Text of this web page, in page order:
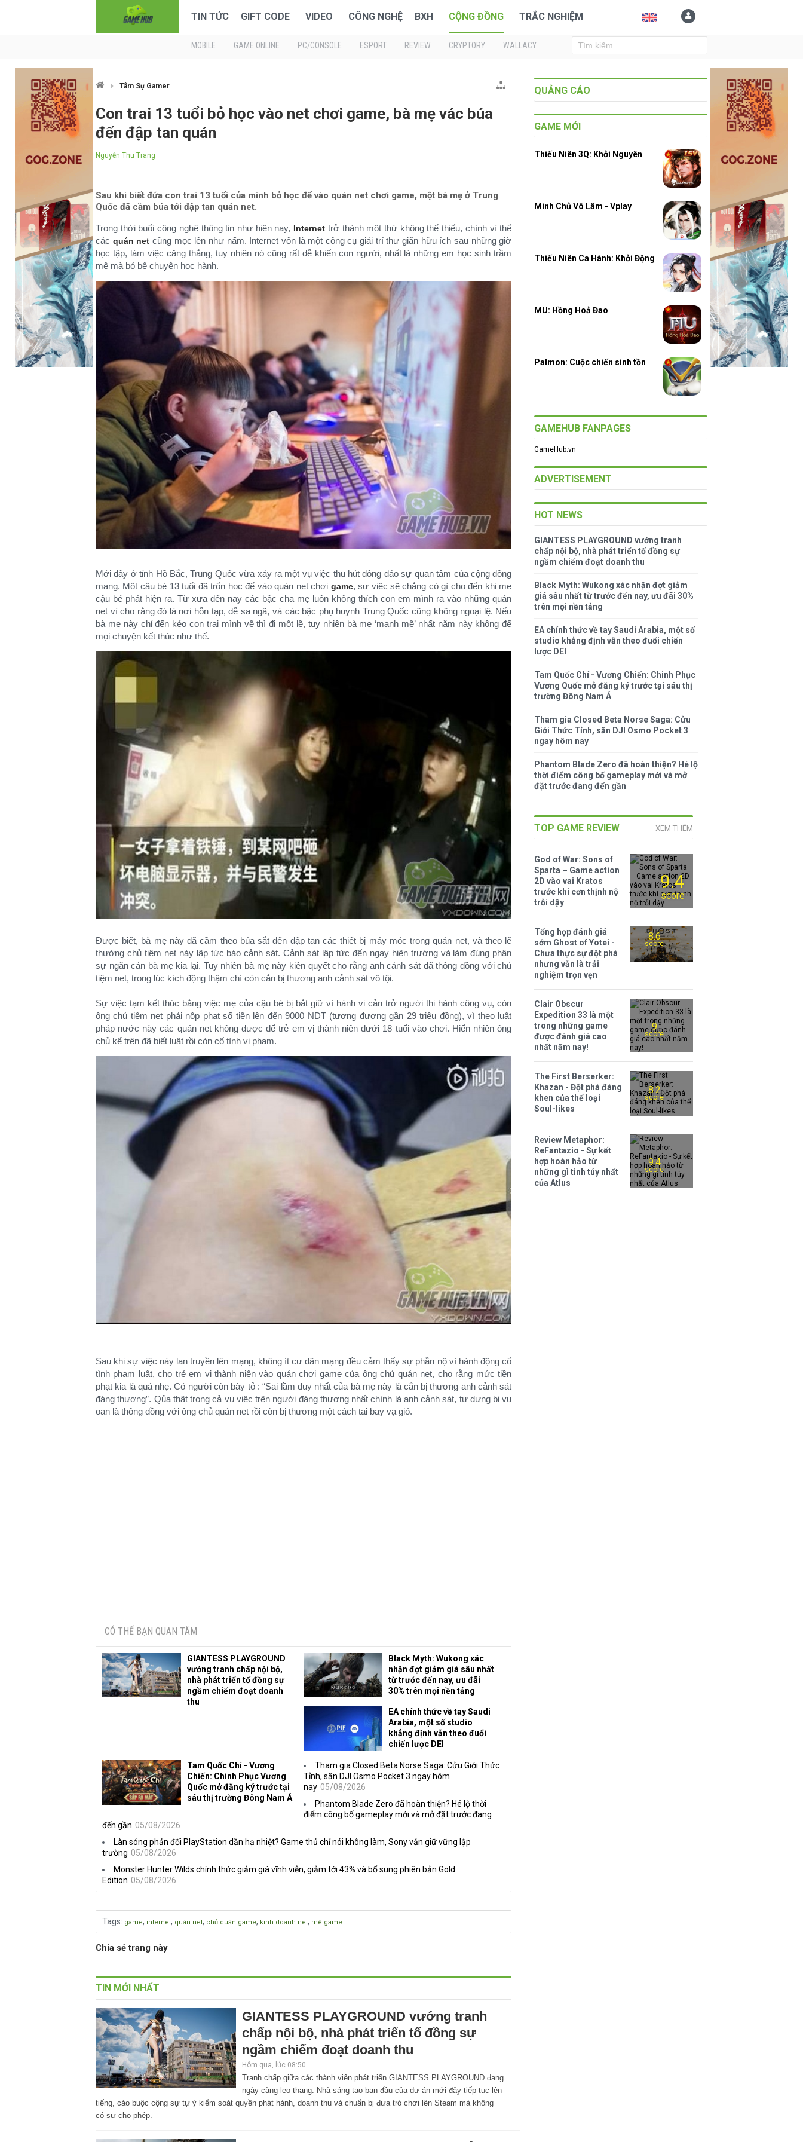
TIN TỨC GIFT CODE VIDEO CÔNG NGHỆ BXH CỘNG ĐỒNG TRẮC NGHIỆM
MOBILE GAME ONLINE PC/CONSOLE ESPORT REVIEW CRYPTORY WALLACY
Tâm Sự Gamer
Con trai 13 tuổi bỏ học vào net chơi game, bà mẹ vác búa
đến đập tan quán
Nguyễn Thu Trang
Sau khi biết đứa con trai 13 tuổi của mình bỏ học để vào quán net chơi game, một bà mẹ ở Trung
Quốc đã cầm búa tới đập tan quán net.
Trong thời buổi công nghệ thông tin như hiện nay, Internet trở thành một thứ không thể thiếu, chính vì thế
các quán net cũng mọc lên như nấm. Internet vốn là một công cụ giải trí thư giãn hữu ích sau những giờ
học tập, làm việc căng thẳng, tuy nhiên nó cũng rất dễ khiến con người, nhất là những em học sinh trầm
mê mà bỏ bê chuyện học hành.​
Mới đây ở tỉnh Hồ Bắc, Trung Quốc vừa xảy ra một vụ việc thu hút đông đảo sự quan tâm của cộng đồng
mạng. Một cậu bé 13 tuổi đã trốn học để vào quán net chơi game, sự việc sẽ chẳng có gì cho đến khi mẹ
cậu bé phát hiện ra. Từ xưa đến nay các bậc cha mẹ luôn không thích con em mình ra vào những quán
net vì cho rằng đó là nơi hỗn tạp, dễ sa ngã, và các bậc phụ huynh Trung Quốc cũng không ngoại lệ. Nếu
bà mẹ này chỉ đến kéo con trai mình về thì đi một lẽ, tuy nhiên bà mẹ ‘mạnh mẽ’ nhất năm này không để
mọi chuyện kết thúc như thế.​
Được biết, bà mẹ này đã cầm theo búa sắt đến đập tan các thiết bị máy móc trong quán net, và theo lẽ
thường chủ tiệm net này lập tức báo cảnh sát. Cảnh sát lập tức đến ngay hiện trường và làm đúng phận
sự ngăn cản bà mẹ kia lại. Tuy nhiên bà mẹ này kiên quyết cho rằng anh cảnh sát đã thông đồng với chủ
tiệm net, trong lúc kích động thậm chí còn cắn bị thương anh cảnh sát vô tội.
Sự việc tạm kết thúc bằng việc mẹ của cậu bé bị bắt giữ vì hành vi cản trở người thi hành công vụ, còn
ông chủ tiệm net phải nộp phạt số tiền lên đến 9000 NDT (tương đương gần 29 triệu đồng), vì theo luật
pháp nước này các quán net không được để trẻ em vị thành niên dưới 18 tuổi vào chơi. Hiển nhiên ông
chủ kể trên đã biết luật rồi còn cố tình vi phạm.​
Sau khi sự việc này lan truyền lên mạng, không ít cư dân mạng đều cảm thấy sự phẫn nộ vì hành động cố
tình phạm luật, cho trẻ em vị thành niên vào quán chơi game của ông chủ quán net, cho rằng mức tiền
phạt kia là quá nhẹ. Có người còn bày tỏ : “Sai lầm duy nhất của bà mẹ này là cắn bị thương anh cảnh sát
đáng thương”. Qủa thật trong cả vụ việc trên người đáng thương nhất chính là anh cảnh sát, tự dưng bị vu
oan là thông đồng với ông chủ quán net rồi còn bị thương một cách tai bay vạ gió.​
CÓ THỂ BẠN QUAN TÂM
GIANTESS PLAYGROUND
vướng tranh chấp nội bộ,
nhà phát triển tố đồng sự
ngầm chiếm đoạt doanh
thu
Black Myth: Wukong xác
nhận đợt giảm giá sâu nhất
từ trước đến nay, ưu đãi
30% trên mọi nền tảng
EA chính thức về tay Saudi
Arabia, một số studio
khẳng định vẫn theo đuổi
chiến lược DEI
Tam Quốc Chí - Vương
Chiến: Chinh Phục Vương
Quốc mở đăng ký trước tại
sáu thị trường Đông Nam Á
Tham gia Closed Beta Norse Saga: Cửu Giới Thức
Tỉnh, săn DJI Osmo Pocket 3 ngay hôm
nay 05/08/2026
Phantom Blade Zero đã hoàn thiện? Hé lộ thời
điểm công bố gameplay mới và mở đặt trước đang
đến gần 05/08/2026
Làn sóng phản đối PlayStation dần hạ nhiệt? Game thủ chỉ nói không làm, Sony vẫn giữ vững lập
trường 05/08/2026
Monster Hunter Wilds chính thức giảm giá vĩnh viễn, giảm tới 43% và bổ sung phiên bản Gold
Edition 05/08/2026
Tags: game, internet, quán net, chủ quán game, kinh doanh net, mê game
Chia sẻ trang này
TIN MỚI NHẤT
GIANTESS PLAYGROUND vướng tranh
chấp nội bộ, nhà phát triển tố đồng sự
ngầm chiếm đoạt doanh thu
Hôm qua, lúc 08:50
Tranh chấp giữa các thành viên phát triển GIANTESS PLAYGROUND đang
ngày càng leo thang. Nhà sáng tạo ban đầu của dự án mới đây tiếp tục lên
tiếng, cáo buộc cộng sự tự ý kiểm soát quyền phát hành, doanh thu và chuẩn bị đưa trò chơi lên Steam mà không
có sự cho phép.
QUẢNG CÁO
GAME MỚI
Thiếu Niên 3Q: Khởi Nguyên
Minh Chủ Võ Lâm - Vplay
Thiếu Niên Ca Hành: Khởi Động
MU: Hồng Hoả Đao
Palmon: Cuộc chiến sinh tồn
GAMEHUB FANPAGES
GameHub.vn
ADVERTISEMENT
HOT NEWS
GIANTESS PLAYGROUND vướng tranh
chấp nội bộ, nhà phát triển tố đồng sự
ngầm chiếm đoạt doanh thu
Black Myth: Wukong xác nhận đợt giảm
giá sâu nhất từ trước đến nay, ưu đãi 30%
trên mọi nền tảng
EA chính thức về tay Saudi Arabia, một số
studio khẳng định vẫn theo đuổi chiến
lược DEI
Tam Quốc Chí - Vương Chiến: Chinh Phục
Vương Quốc mở đăng ký trước tại sáu thị
trường Đông Nam Á
Tham gia Closed Beta Norse Saga: Cửu
Giới Thức Tỉnh, săn DJI Osmo Pocket 3
ngay hôm nay
Phantom Blade Zero đã hoàn thiện? Hé lộ
thời điểm công bố gameplay mới và mở
đặt trước đang đến gần
TOP GAME REVIEW XEM THÊM
9.4
score
God of War: Sons of
Sparta – Game action
2D vào vai Kratos
trước khi cơn thịnh nộ
trỗi dậy
8.6
score
Tổng hợp đánh giá
sớm Ghost of Yotei -
Chưa thực sự đột phá
nhưng vẫn là trải
nghiệm trọn vẹn
9
score
Clair Obscur
Expedition 33 là một
trong những game
được đánh giá cao
nhất năm nay!
8.2
score
The First Berserker:
Khazan - Đột phá đáng
khen của thể loại
Soul-likes
9.4
score
Review Metaphor:
ReFantazio - Sự kết
hợp hoàn hảo từ
những gì tinh túy nhất
của Atlus